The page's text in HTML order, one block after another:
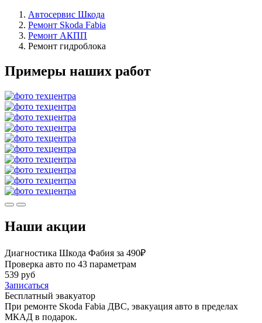
Автосервис Шкода
Ремонт Skoda Fabia
Ремонт АКПП
Ремонт гидроблока
Примеры наших работ
Наши акции
Диагностика Шкода Фабия за 490₽
Проверка авто по 43 параметрам
539 руб
Записаться
Бесплатный эвакуатор
При ремонте Skoda Fabia ДВС, эвакуация авто в пределах
МКАД в подарок.